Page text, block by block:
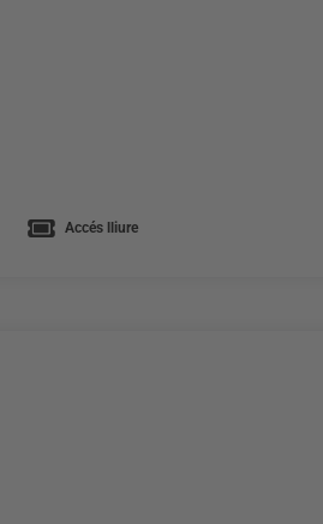
Accés lliure